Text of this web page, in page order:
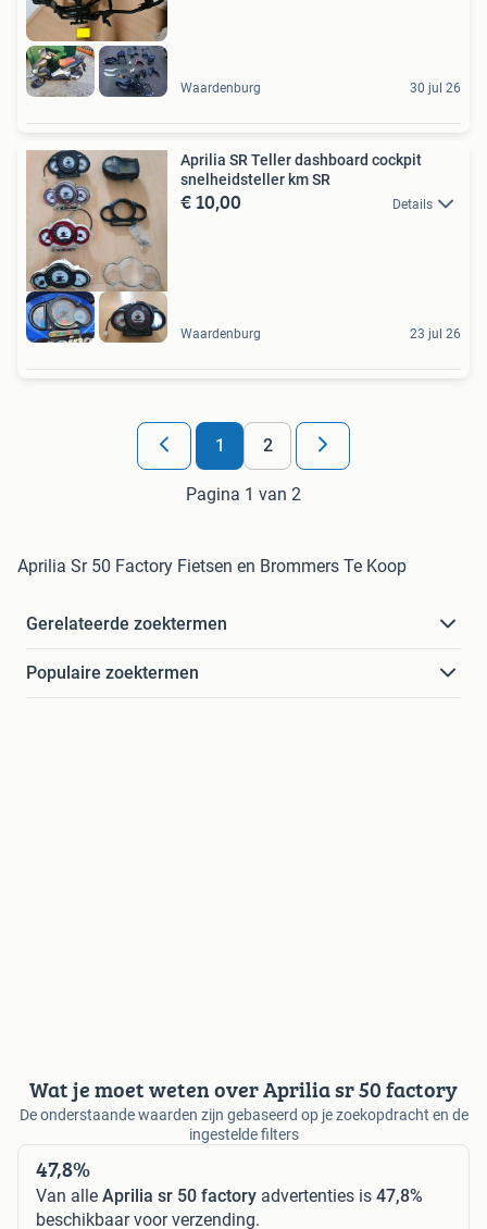
Waardenburg 30 jul 26
Aprilia SR Teller dashboard cockpit
snelheidsteller km SR
€ 10,00 Details
Waardenburg 23 jul 26
1 2
Pagina 1 van 2
Aprilia Sr 50 Factory Fietsen en Brommers Te Koop
Gerelateerde zoektermen
Populaire zoektermen
Wat je moet weten over Aprilia sr 50 factory
De onderstaande waarden zijn gebaseerd op je zoekopdracht en de
ingestelde filters
47,8%
Van alle Aprilia sr 50 factory advertenties is 47,8%
beschikbaar voor verzending.